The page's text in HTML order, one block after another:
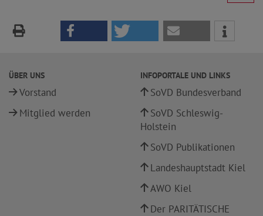
ÜBER UNS
Vorstand
Mitglied werden
INFOPORTALE UND LINKS
SoVD Bundesverband
SoVD Schleswig-
Holstein
SoVD Publikationen
Landeshauptstadt Kiel
AWO Kiel
Der PARITÄTISCHE